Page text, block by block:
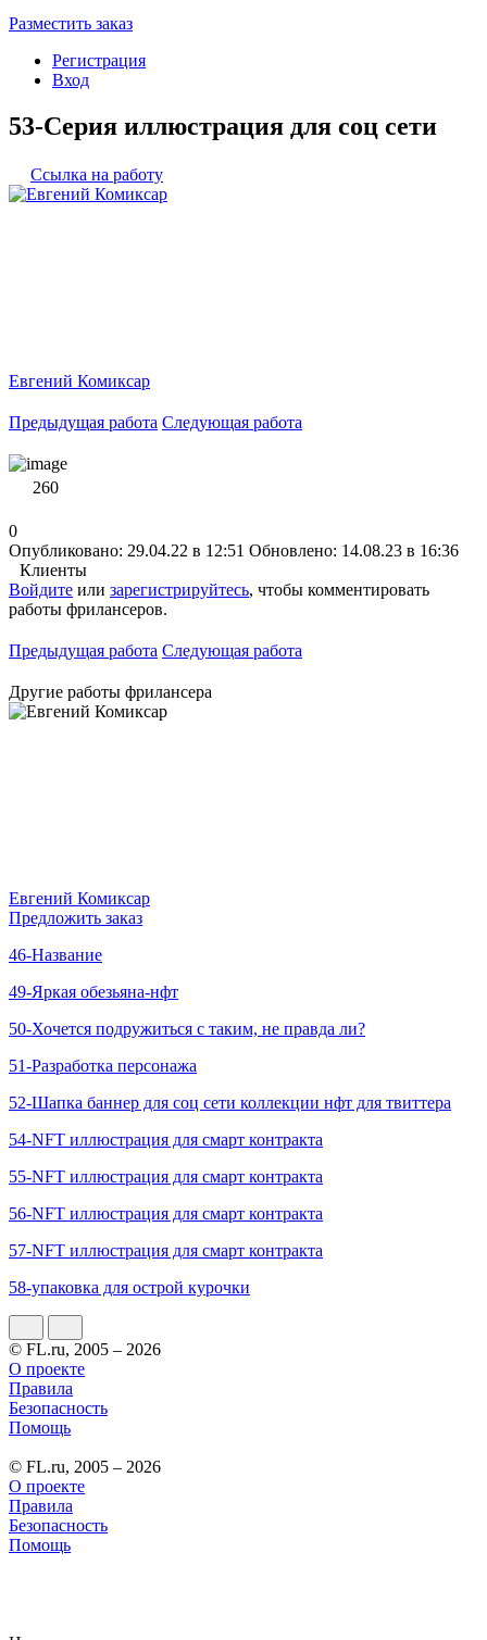
Разместить заказ
Регистрация
Вход
53-Серия иллюстрация для cоц сети
Ссылка на работу
Евгений Комиксар
Предыдущая работа Следующая работа
260
0
Опубликовано: 29.04.22 в 12:51 Обновлено: 14.08.23 в 16:36
Клиенты
Войдите или зарегистрируйтесь, чтобы комментировать
работы фрилансеров.
Предыдущая работа Следующая работа
Другие работы фрилансера
Евгений Комиксар
Предложить заказ
46-Название
49-Яркая обезьяна-нфт
50-Хочется подружиться с таким, не правда ли?
51-Разработка персонажа
52-Шапка баннер для соц сети коллекции нфт для твиттера
54-NFT иллюстрация для смарт контракта
55-NFT иллюстрация для смарт контракта
56-NFT иллюстрация для смарт контракта
57-NFT иллюстрация для смарт контракта
58-упаковка для острой курочки
© FL.ru, 2005 – 2026
О проекте
Правила
Безопасность
Помощь
© FL.ru, 2005 – 2026
О проекте
Правила
Безопасность
Помощь